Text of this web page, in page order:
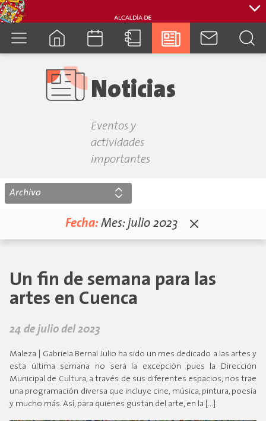
Noticias
Eventos y
actividades
importantes
Fecha: Mes:julio 2023
Un fin de semana para las
artes en Cuenca
24 de julio del 2023
Maleza | Gabriela Bernal Julio ha sido un mes dedicado a las artes y
esta última semana no será la excepción pues la Dirección
Municipal de Cultura, a través de sus diferentes espacios, nos trae
una programación diversa que incluye cine, música, pintura, poesía
y mucho más. Así, para quienes gustan del arte, en la […]
Archivo